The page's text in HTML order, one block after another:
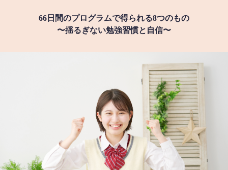
66日間のプログラムで得られる8つのもの
〜揺るぎない勉強習慣と自信〜